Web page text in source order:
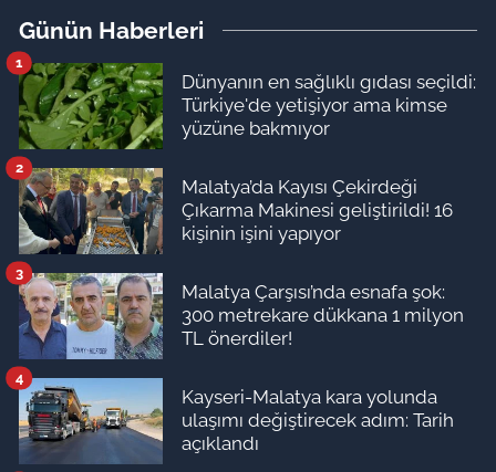
Günün Haberleri
Dünyanın en sağlıklı gıdası seçildi:
Türkiye'de yetişiyor ama kimse
yüzüne bakmıyor
1
Malatya’da Kayısı Çekirdeği
Çıkarma Makinesi geliştirildi! 16
kişinin işini yapıyor
2
Malatya Çarşısı’nda esnafa şok:
300 metrekare dükkana 1 milyon
TL önerdiler!
3
Kayseri-Malatya kara yolunda
ulaşımı değiştirecek adım: Tarih
açıklandı
4